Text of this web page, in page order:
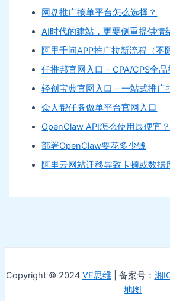
网盘推广接单平台怎么选择？
AI时代的建站，更要侧重提供情
阿里千问APP推广拉新流程（不
任推邦官网入口 – CPA/CPS全
轻创宝典官网入口 – 一站式推广
众人帮任务做单平台官网入口
OpenClaw API怎么使用最便宜？
部署OpenClaw要花多少钱
阿里云网站迁移导致卡顿或数据
Copyright © 2024 VE思维 | 备案号： 湘
地图